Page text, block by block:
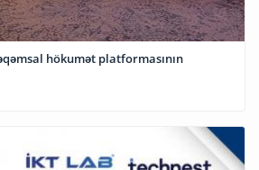
hökumət platformasının